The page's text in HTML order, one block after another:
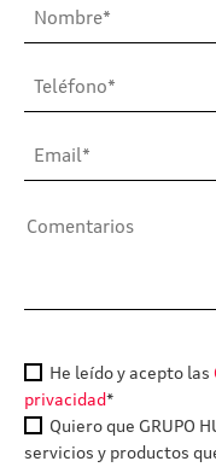
He leído y acepto las
privacidad*
Quiero que GRUPO
servicios y productos